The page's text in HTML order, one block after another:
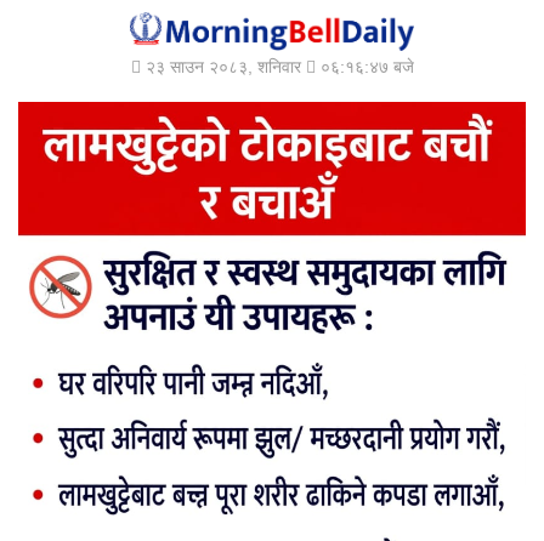
२३ साउन २०८३, शनिवार ०६:१६:५० बजे